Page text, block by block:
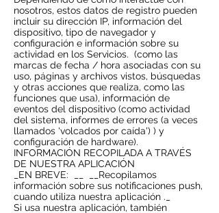
nosotros, estos datos de registro pueden
incluir su dirección IP, información del
dispositivo, tipo de navegador y
configuración e información sobre su
actividad en los Servicios. (como las
marcas de fecha / hora asociadas con su
uso, páginas y archivos vistos, búsquedas
y otras acciones que realiza, como las
funciones que usa), información de
eventos del dispositivo (como actividad
del sistema, informes de errores (a veces
llamados 'volcados por caída') ) y
configuración de hardware).
INFORMACIÓN RECOPILADA A TRAVÉS
DE NUESTRA APLICACIÓN
_EN BREVE:
__Recopilamos
información sobre sus notificaciones push,
cuando utiliza nuestra aplicación ._
Si usa nuestra aplicación, también